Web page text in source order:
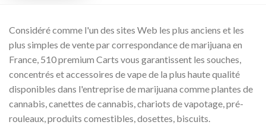
Considéré comme l'un des sites Web les plus anciens et les
plus simples de vente par correspondance de marijuana en
France, 510 premium Carts vous garantissent les souches,
concentrés et accessoires de vape de la plus haute qualité
disponibles dans l'entreprise de marijuana comme plantes de
cannabis, canettes de cannabis, chariots de vapotage, pré-
rouleaux, produits comestibles, dosettes, biscuits.